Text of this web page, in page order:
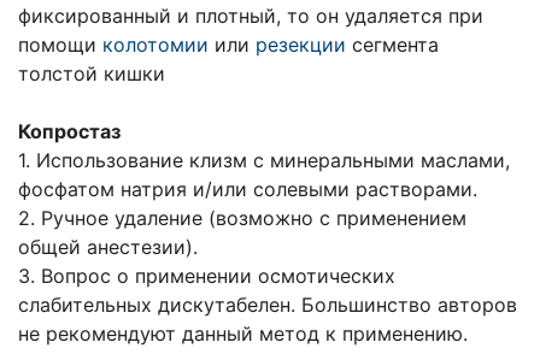
фиксированный и плотный, то он удаляется при
помощи колотомии или резекции сегмента
толстой кишки
Копростаз
1. Использование клизм с минеральными маслами,
фосфатом натрия и/или солевыми растворами.
2. Ручное удаление (возможно с применением
общей анестезии).
3. Вопрос о применении осмотических
слабительных дискутабелен. Большинство авторов
не рекомендуют данный метод к применению.